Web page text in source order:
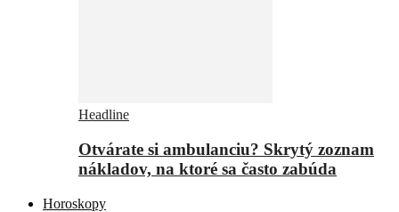
Headline
Otvárate si ambulanciu? Skrytý zoznam
nákladov, na ktoré sa často zabúda
Horoskopy